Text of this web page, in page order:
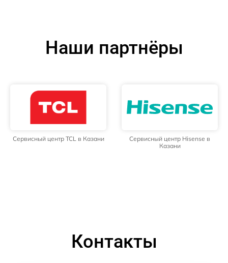
Наши партнёры
Сервисный центр TCL в Казани
Сервисный центр Hisense в
Казани
Контакты